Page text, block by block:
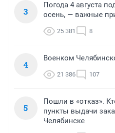
3
Погода 4 августа
осень, — важные
25 381 8
4
Военком
21 386 107
5
Пошли в «отказ».
пункты выдачи
Челябинске